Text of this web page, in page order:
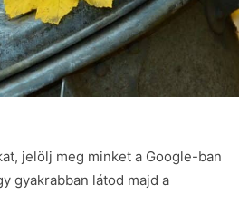
jelölj meg minket a Google-ban
gyakrabban látod majd a